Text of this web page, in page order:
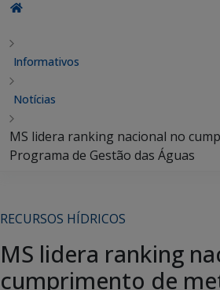
Informativos
Notícias
MS lidera ranking nacional no
Programa de Gestão das Águas
RECURSOS HÍDRICOS
MS lidera ranking
cumprimento de